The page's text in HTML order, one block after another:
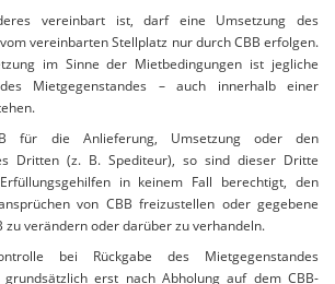
vereinbart ist, darf eine Umsetzung des
vereinbarten Stellplatz nur durch CBB erfolgen.
im Sinne der Mietbedingungen ist jegliche
Mietgegenstandes – auch innerhalb einer
für die Anlieferung, Umsetzung oder den
Dritten (z. B. Spediteur), so sind dieser Dritte
in keinem Fall berechtigt, den
von CBB freizustellen oder gegebene
zu verändern oder darüber zu verhandeln.
bei Rückgabe des Mietgegenstandes
erst nach Abholung auf dem CBB-